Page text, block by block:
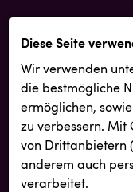
Diese Seite
Wir verwenden
die best­mögliche
ermöglichen,
zu verbessern. Mit
von Drittanbietern
anderem auch
verarbeitet.